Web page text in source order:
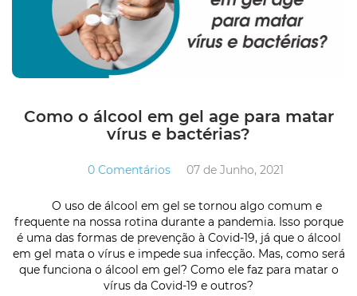
Como o álcool em gel age para matar
vírus e bactérias?
0 Comentários 07 de Junho, 2021
O uso de álcool em gel se tornou algo comum e
frequente na nossa rotina durante a pandemia. Isso porque
é uma das formas de prevenção à Covid-19, já que o álcool
em gel mata o vírus e impede sua infecção. Mas, como será
que funciona o álcool em gel? Como ele faz para matar o
vírus da Covid-19 e outros?